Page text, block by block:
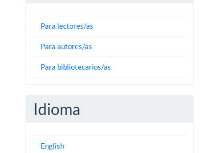
Para lectores/as
Para autores/as
Para bibliotecarios/as
Idioma
English